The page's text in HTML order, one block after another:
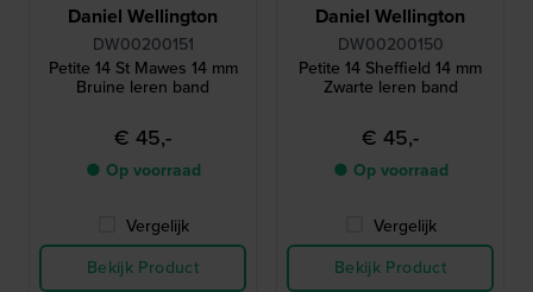
Daniel Wellington
DW00200151
Petite 14 St Mawes 14 mm
Bruine leren band
€ 45,-
● Op voorraad
Vergelijk
Bekijk Product
Daniel Wellington
DW00200150
Petite 14 Sheffield 14 mm
Zwarte leren band
€ 45,-
● Op voorraad
Vergelijk
Bekijk Product